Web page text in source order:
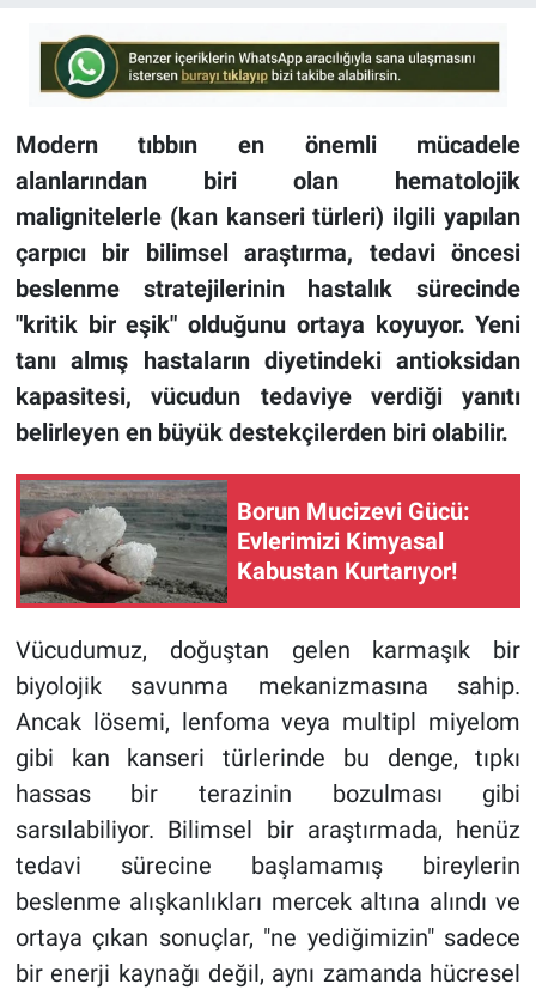
Modern tıbbın en önemli mücadele
alanlarından biri olan hematolojik
malignitelerle (kan kanseri türleri) ilgili yapılan
çarpıcı bir bilimsel araştırma, tedavi öncesi
beslenme stratejilerinin hastalık sürecinde
"kritik bir eşik" olduğunu ortaya koyuyor. Yeni
tanı almış hastaların diyetindeki antioksidan
kapasitesi, vücudun tedaviye verdiği yanıtı
belirleyen en büyük destekçilerden biri olabilir.
Borun Mucizevi Gücü:
Evlerimizi Kimyasal
Kabustan Kurtarıyor!
Vücudumuz, doğuştan gelen karmaşık bir
biyolojik savunma mekanizmasına sahip.
Ancak lösemi, lenfoma veya multipl miyelom
gibi kan kanseri türlerinde bu denge, tıpkı
hassas bir terazinin bozulması gibi
sarsılabiliyor. Bilimsel bir araştırmada, henüz
tedavi sürecine başlamamış bireylerin
beslenme alışkanlıkları mercek altına alındı ve
ortaya çıkan sonuçlar, "ne yediğimizin" sadece
bir enerji kaynağı değil, aynı zamanda hücresel